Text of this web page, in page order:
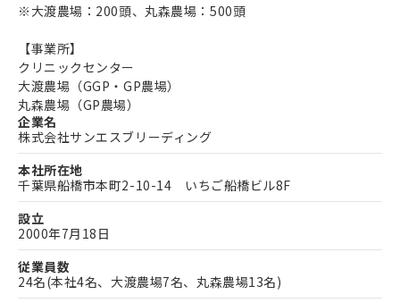
※大渡農場：200頭、丸森農場：500頭
【事業所】
クリニックセンター
大渡農場（GGP・GP農場）
丸森農場（GP農場）
企業名
株式会社サンエスブリーディング
本社所在地
千葉県船橋市本町2-10-14 いちご船橋ビル8F
設立
2000年7月18日
従業員数
24名(本社4名、大渡農場7名、丸森農場13名)